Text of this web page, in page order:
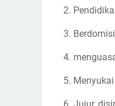
2.
3.
4.
5.